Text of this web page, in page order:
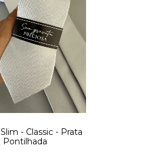
- Classic - Prata
Pontilhada